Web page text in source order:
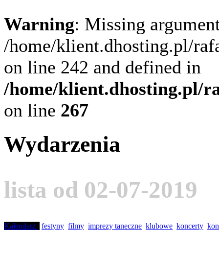
Warning: Missing
/home/klient.dhosting.pl/
on line 242 and defined in
/home/klient.dhosting.pl/
on line 267
Wydarzenia
lista od 02-07-2019
Kalendarz festyny filmy imprezy taneczne klubowe koncerty